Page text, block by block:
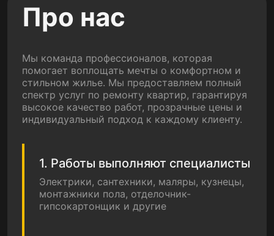
Про нас
Мы команда профессионалов, которая
помогает воплощать мечты о комфортном и
стильном жилье. Мы предоставляем полный
спектр услуг по ремонту квартир, гарантируя
высокое качество работ, прозрачные цены и
индивидуальный подход к каждому клиенту.
1. Работы выполняют специалисты
Электрики, сантехники, маляры, кузнецы,
монтажники пола, отделочник-
гипсокартонщик и другие